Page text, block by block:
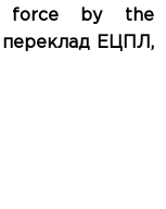
force by the
переклад ЕЦПЛ,